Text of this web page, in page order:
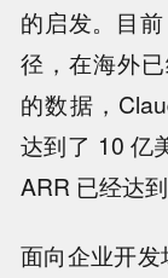
的启发。目
径，在海外
的数据，
达到了 10 亿
ARR 已经达
面向企业开